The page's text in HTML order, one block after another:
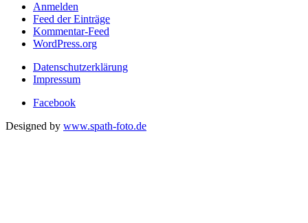
Anmelden
Feed der Einträge
Kommentar-Feed
WordPress.org
Datenschutzerklärung
Impressum
Facebook
Designed by www.spath-foto.de